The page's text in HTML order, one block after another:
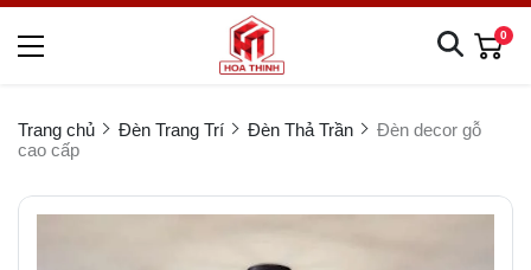
0
Trang chủ Đèn Trang Trí Đèn Thả Trần
Đèn decor gỗ
cao cấp